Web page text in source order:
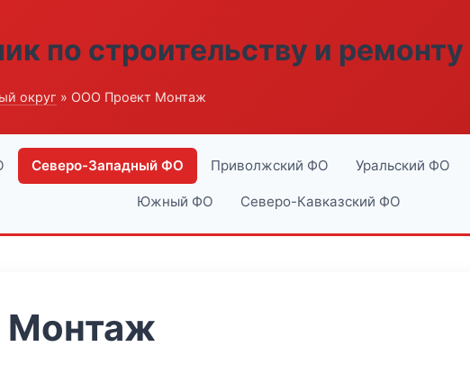
по строительству и ремонту
округ » ООО Проект Монтаж
Северо-Западный ФО Приволжский ФО Уральский ФО
Южный ФО Северо-Кавказский ФО
Монтаж